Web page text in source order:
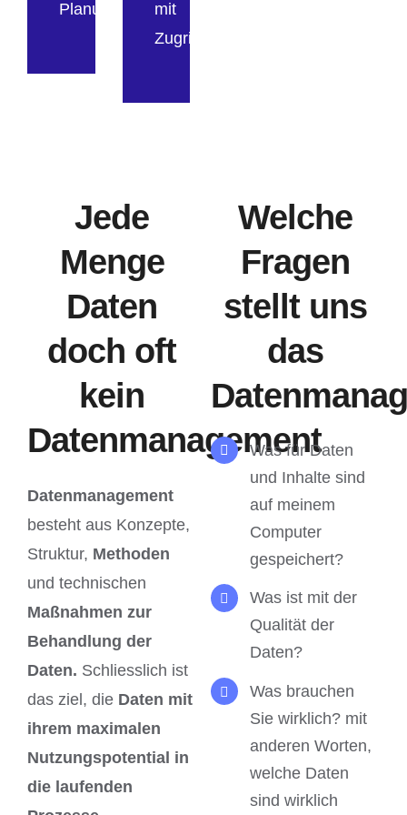
Planung
mit
Zugriffsverwaltung
Jede
Menge
Daten
doch oft
kein
Datenmanagement
Datenmanagement
besteht aus Konzepte,
Struktur, Methoden
und technischen
Maßnahmen zur
Behandlung der
Daten. Schliesslich ist
das ziel, die Daten mit
ihrem maximalen
Nutzungspotential in
die laufenden
Welche
Fragen
stellt uns
das
Was für Daten
und Inhalte sind
auf meinem
Computer
gespeichert?
Was ist mit der
Qualität der
Daten?
Was brauchen
Sie wirklich? mit
anderen Worten,
welche Daten
sind wirklich